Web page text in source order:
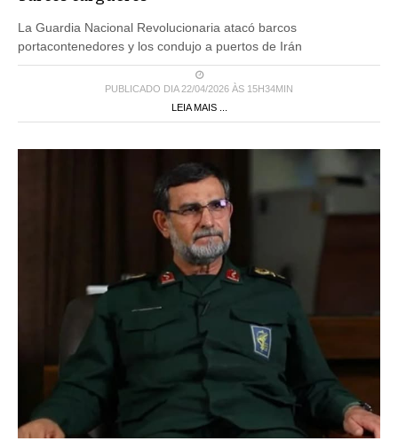
La Guardia Nacional Revolucionaria atacó barcos
portacontenedores y los condujo a puertos de Irán
PUBLICADO DIA 22/04/2026 ÀS 15H34MIN
LEIA MAIS ...